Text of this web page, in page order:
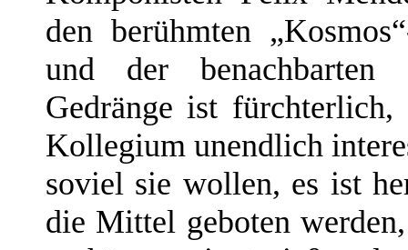
den berühmten
und der benachbarten
Gedränge ist
Kollegium unendlich
soviel sie wollen, es ist
die Mittel geboten